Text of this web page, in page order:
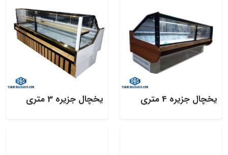
یخچال جزیره 4 متری یخچال جزیره 3 متری